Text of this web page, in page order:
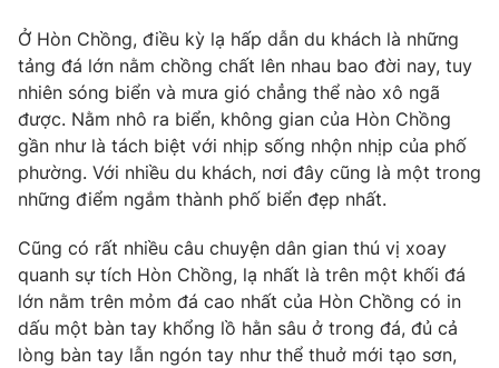
VTV9 VTV8
Liên hệ tòa soạn English
THỜI BÁO VTV
Theo dõi báo trên
Ở Hòn Chồng, điều kỳ lạ hấp dẫn du khách là những
tảng đá lớn nằm chồng chất lên nhau bao đời nay, tuy
nhiên sóng biển và mưa gió chẳng thể nào xô ngã
được. Nằm nhô ra biển, không gian của Hòn Chồng
gần như là tách biệt với nhịp sống nhộn nhịp của phố
phường. Với nhiều du khách, nơi đây cũng là một trong
những điểm ngắm thành phố biển đẹp nhất.
Cũng có rất nhiều câu chuyện dân gian thú vị xoay
quanh sự tích Hòn Chồng, lạ nhất là trên một khối đá
lớn nằm trên mỏm đá cao nhất của Hòn Chồng có in
dấu một bàn tay khổng lồ hằn sâu ở trong đá, đủ cả
lòng bàn tay lẫn ngón tay như thể thuở mới tạo sơn,